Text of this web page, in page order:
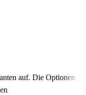
auf. Die Optionen